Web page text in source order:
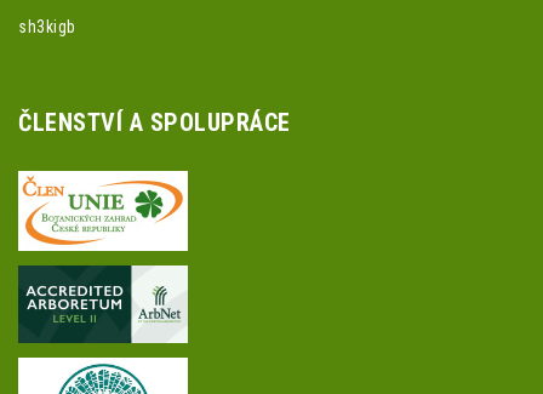
sh3kigb
ČLENSTVÍ A SPOLUPRÁCE